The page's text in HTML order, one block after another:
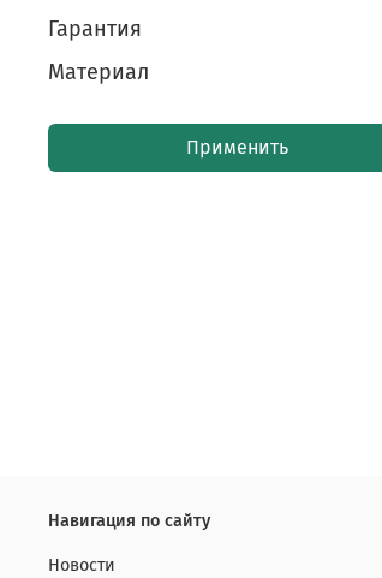
Гарантия
Материал
Применить
Навигация по сайту
Новости